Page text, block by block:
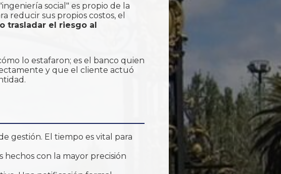
social" es propio de la
reducir sus propios costos, el
trasladar el riesgo al
lo estafaron; es el banco quien
y que el cliente actuó
gestión. El tiempo es vital para
hechos con la mayor precisión